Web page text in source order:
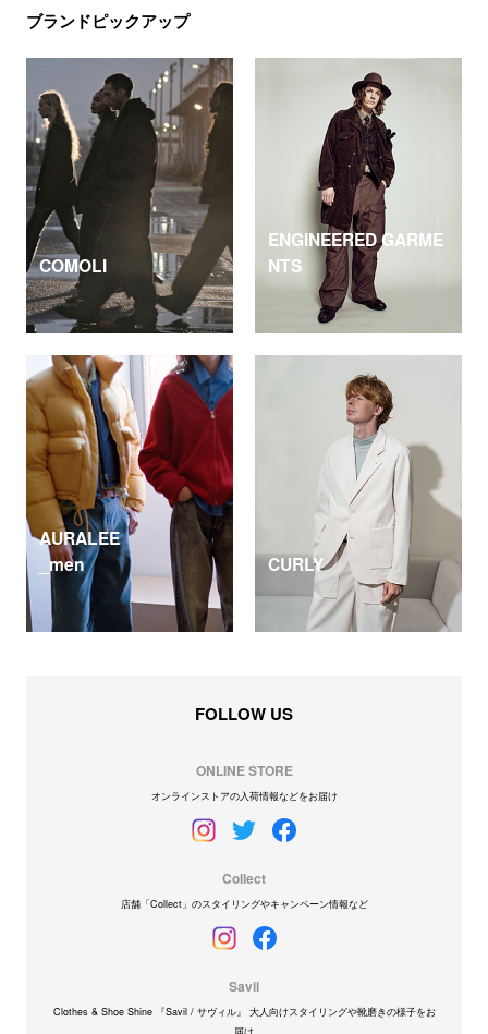
ブランドピックアップ
COMOLI
ENGINEERED GARME
NTS
AURALEE
_men
CURLY
FOLLOW US
ONLINE STORE
オンラインストアの入荷情報などをお届け
Collect
店舗「Collect」のスタイリングやキャンペーン情報など
Savil
Clothes & Shoe Shine 『Savil / サヴィル』 大人向けスタイリングや靴磨きの様子をお